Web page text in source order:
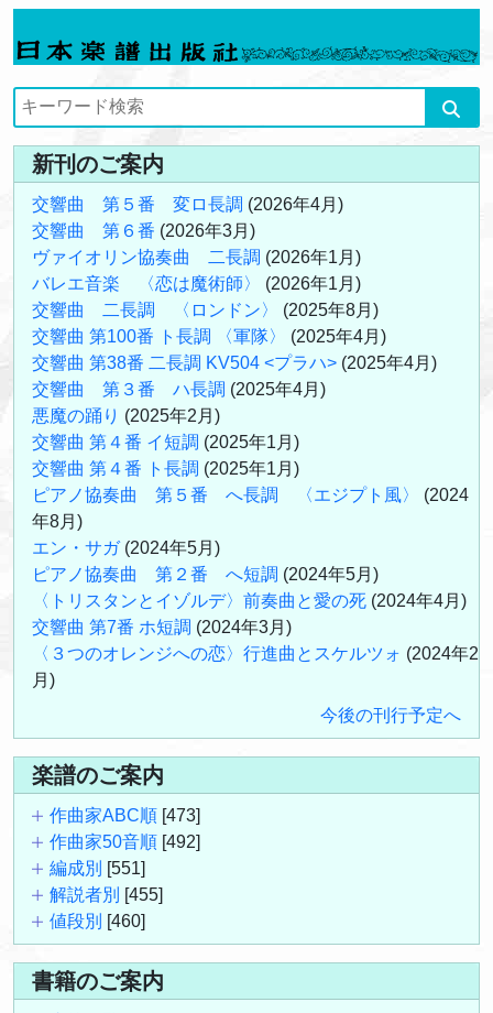
新刊のご案内
交響曲 第５番 変ロ長調 (2026年4月)
交響曲 第６番 (2026年3月)
ヴァイオリン協奏曲 二長調 (2026年1月)
バレエ音楽 〈恋は魔術師〉
(2026年1月)
交響曲 二長調 〈ロンドン〉
(2025年8月)
交響曲 第100番 ト長調 〈軍隊〉
(2025年4月)
交響曲 第38番 二長調 KV504 <プラハ> (2025年4月)
交響曲 第３番 ハ長調 (2025年4月)
悪魔の踊り (2025年2月)
交響曲 第４番 イ短調 (2025年1月)
交響曲 第４番 ト長調 (2025年1月)
ピアノ協奏曲 第５番 へ長調 〈エジプト風〉
(2024
年8月)
エン・サガ(2024年5月)
ピアノ協奏曲 第２番 へ短調 (2024年5月)
〈トリスタンとイゾルデ〉前奏曲と愛の死 (2024年4月)
交響曲 第7番 ホ短調 (2024年3月)
〈３つのオレンジへの恋〉行進曲とスケルツォ (2024年2
月)
今後の刊行予定へ
楽譜のご案内
作曲家ABC順 [473]
作曲家50音順 [492]
編成別 [551]
解説者別 [455]
値段別 [460]
書籍のご案内